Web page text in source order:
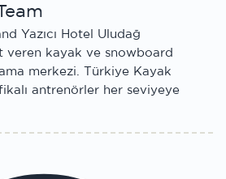
Yazıcı Hotel Uludağ
veren kayak ve snowboard
merkezi. Türkiye Kayak
antrenörler her seviyeye